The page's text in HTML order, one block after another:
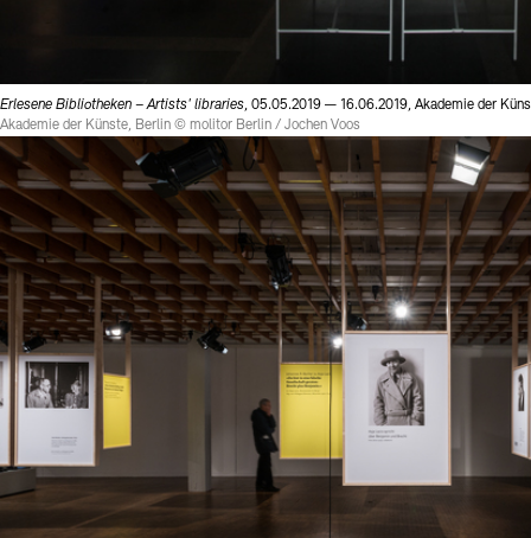
Erlesene Bibliotheken – Artists' libraries, 05.05.2019 — 16.06.2019, Akademie der
Akademie der Künste, Berlin © molitor Berlin / Jochen Voos